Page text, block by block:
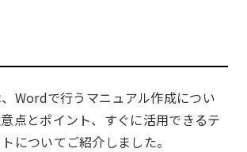
Wordで行うマニュアル作成につい
点とポイント、すぐに活用できるテ
についてご紹介しました。